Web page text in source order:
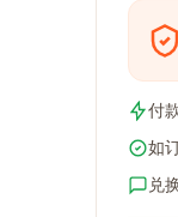
付
如
兑